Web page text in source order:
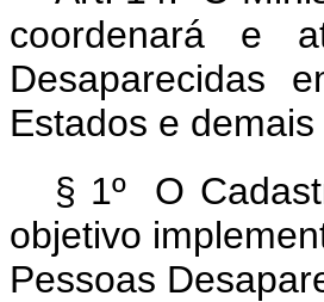
coordenará e
Desaparecidas
Estados e
§ 1º O
objetivo
Pessoas